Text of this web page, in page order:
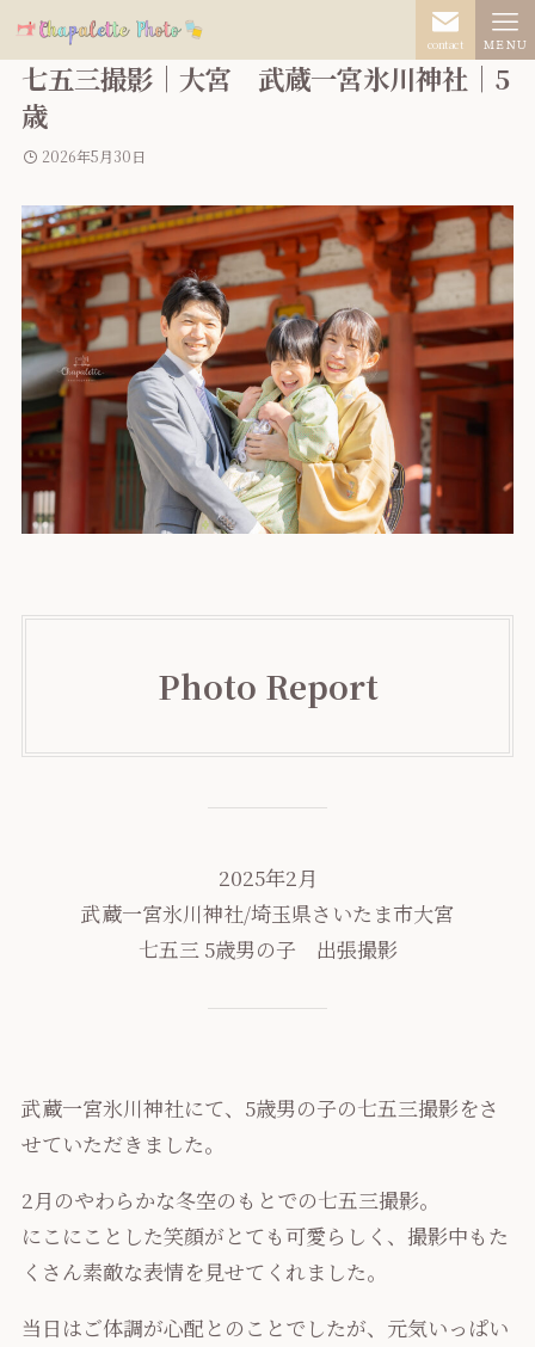
contact ＭＥＮＵ
七五三撮影｜大宮 武蔵一宮氷川神社｜5
歳
2026年5月30日
Photo Report
2025年2月
武蔵一宮氷川神社/埼玉県さいたま市大宮
七五三 5歳男の子 出張撮影
武蔵一宮氷川神社にて、5歳男の子の七五三撮影をさ
せていただきました。
2月のやわらかな冬空のもとでの七五三撮影。
にこにことした笑顔がとても可愛らしく、撮影中もた
くさん素敵な表情を見せてくれました。
当日はご体調が心配とのことでしたが、元気いっぱい